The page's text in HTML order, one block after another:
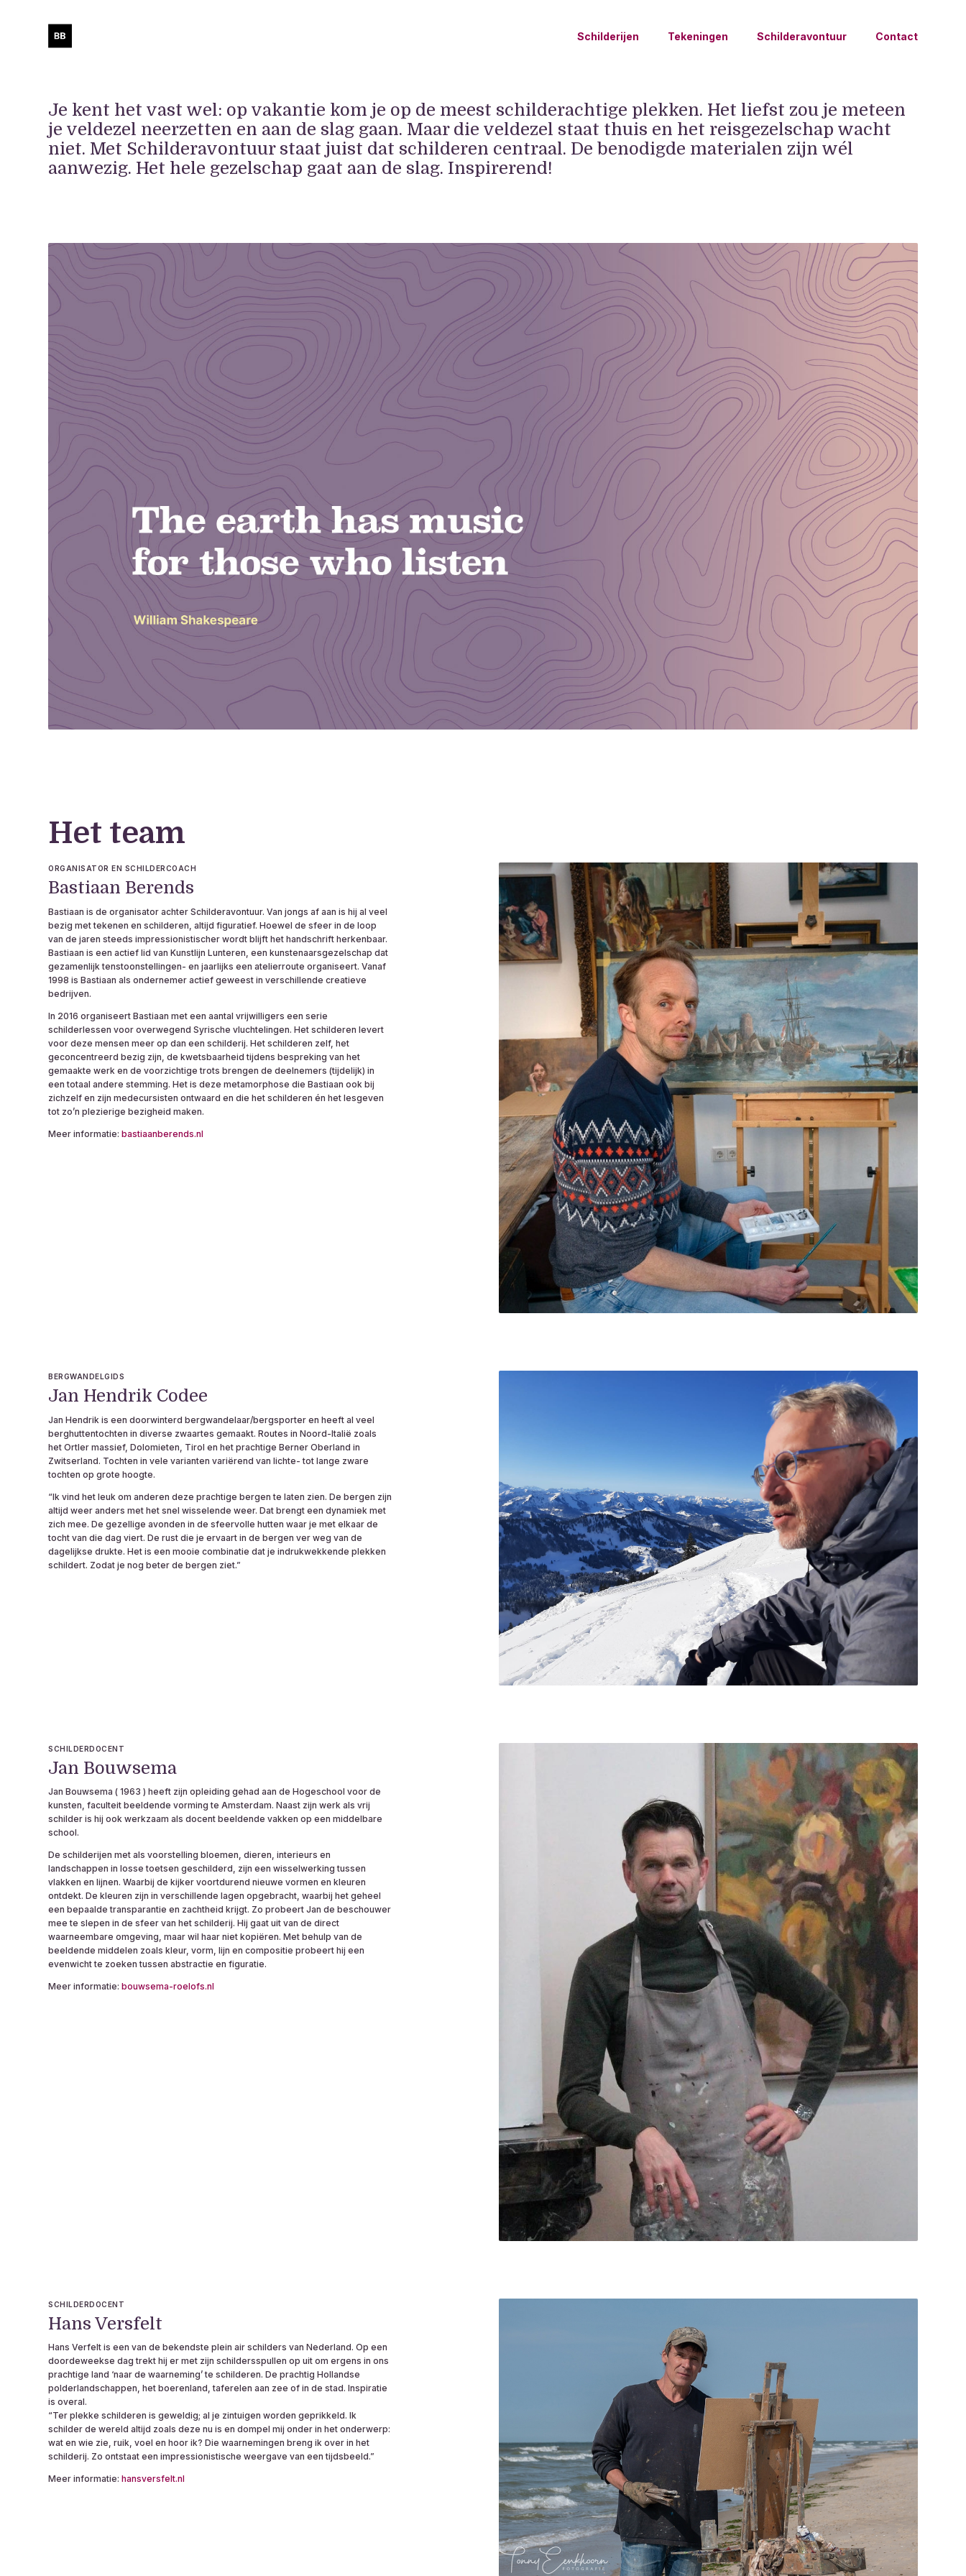
Schilderijen Tekeningen Schilderavontuur Contact
Je kent het vast wel: op vakantie kom je op de meest schilderachtige plekken. Het liefst zou je meteen
je veldezel neerzetten en aan de slag gaan. Maar die veldezel staat thuis en het reisgezelschap wacht
niet. Met Schilderavontuur staat juist dat schilderen centraal. De benodigde materialen zijn wél
aanwezig. Het hele gezelschap gaat aan de slag. Inspirerend!
Het team
ORGANISATOR EN SCHILDERCOACH
Bastiaan Berends
Bastiaan is de organisator achter Schilderavontuur. Van jongs af aan is hij al veel
bezig met tekenen en schilderen, altijd figuratief. Hoewel de sfeer in de loop
van de jaren steeds impressionistischer wordt blijft het handschrift herkenbaar.
Bastiaan is een actief lid van Kunstlijn Lunteren, een kunstenaarsgezelschap dat
gezamenlijk tenstoonstellingen- en jaarlijks een atelierroute organiseert. Vanaf
1998 is Bastiaan als ondernemer actief geweest in verschillende creatieve
bedrijven.
In 2016 organiseert Bastiaan met een aantal vrijwilligers een serie
schilderlessen voor overwegend Syrische vluchtelingen. Het schilderen levert
voor deze mensen meer op dan een schilderij. Het schilderen zelf, het
geconcentreerd bezig zijn, de kwetsbaarheid tijdens bespreking van het
gemaakte werk en de voorzichtige trots brengen de deelnemers (tijdelijk) in
een totaal andere stemming. Het is deze metamorphose die Bastiaan ook bij
zichzelf en zijn medecursisten ontwaard en die het schilderen én het lesgeven
tot zo’n plezierige bezigheid maken.
Meer informatie: bastiaanberends.nl
BERGWANDELGIDS
Jan Hendrik Codee
Jan Hendrik is een doorwinterd bergwandelaar/bergsporter en heeft al veel
berghuttentochten in diverse zwaartes gemaakt. Routes in Noord-Italië zoals
het Ortler massief, Dolomieten, Tirol en het prachtige Berner Oberland in
Zwitserland. Tochten in vele varianten variërend van lichte- tot lange zware
tochten op grote hoogte.
“Ik vind het leuk om anderen deze prachtige bergen te laten zien. De bergen zijn
altijd weer anders met het snel wisselende weer. Dat brengt een dynamiek met
zich mee. De gezellige avonden in de sfeervolle hutten waar je met elkaar de
tocht van die dag viert. De rust die je ervaart in de bergen ver weg van de
dagelijkse drukte. Het is een mooie combinatie dat je indrukwekkende plekken
schildert. Zodat je nog beter de bergen ziet.”
SCHILDERDOCENT
Jan Bouwsema
Jan Bouwsema ( 1963 ) heeft zijn opleiding gehad aan de Hogeschool voor de
kunsten, faculteit beeldende vorming te Amsterdam. Naast zijn werk als vrij
schilder is hij ook werkzaam als docent beeldende vakken op een middelbare
school.
De schilderijen met als voorstelling bloemen, dieren, interieurs en
landschappen in losse toetsen geschilderd, zijn een wisselwerking tussen
vlakken en lijnen. Waarbij de kijker voortdurend nieuwe vormen en kleuren
ontdekt. De kleuren zijn in verschillende lagen opgebracht, waarbij het geheel
een bepaalde transparantie en zachtheid krijgt. Zo probeert Jan de beschouwer
mee te slepen in de sfeer van het schilderij. Hij gaat uit van de direct
waarneembare omgeving, maar wil haar niet kopiëren. Met behulp van de
beeldende middelen zoals kleur, vorm, lijn en compositie probeert hij een
evenwicht te zoeken tussen abstractie en figuratie.
Meer informatie: bouwsema-roelofs.nl
SCHILDERDOCENT
Hans Versfelt
Hans Verfelt is een van de bekendste plein air schilders van Nederland. Op een
doordeweekse dag trekt hij er met zijn schildersspullen op uit om ergens in ons
prachtige land ‘naar de waarneming’ te schilderen. De prachtig Hollandse
polderlandschappen, het boerenland, taferelen aan zee of in de stad. Inspiratie
is overal.
“Ter plekke schilderen is geweldig; al je zintuigen worden geprikkeld. Ik
schilder de wereld altijd zoals deze nu is en dompel mij onder in het onderwerp:
wat en wie zie, ruik, voel en hoor ik? Die waarnemingen breng ik over in het
schilderij. Zo ontstaat een impressionistische weergave van een tijdsbeeld.”
Meer informatie: hansversfelt.nl